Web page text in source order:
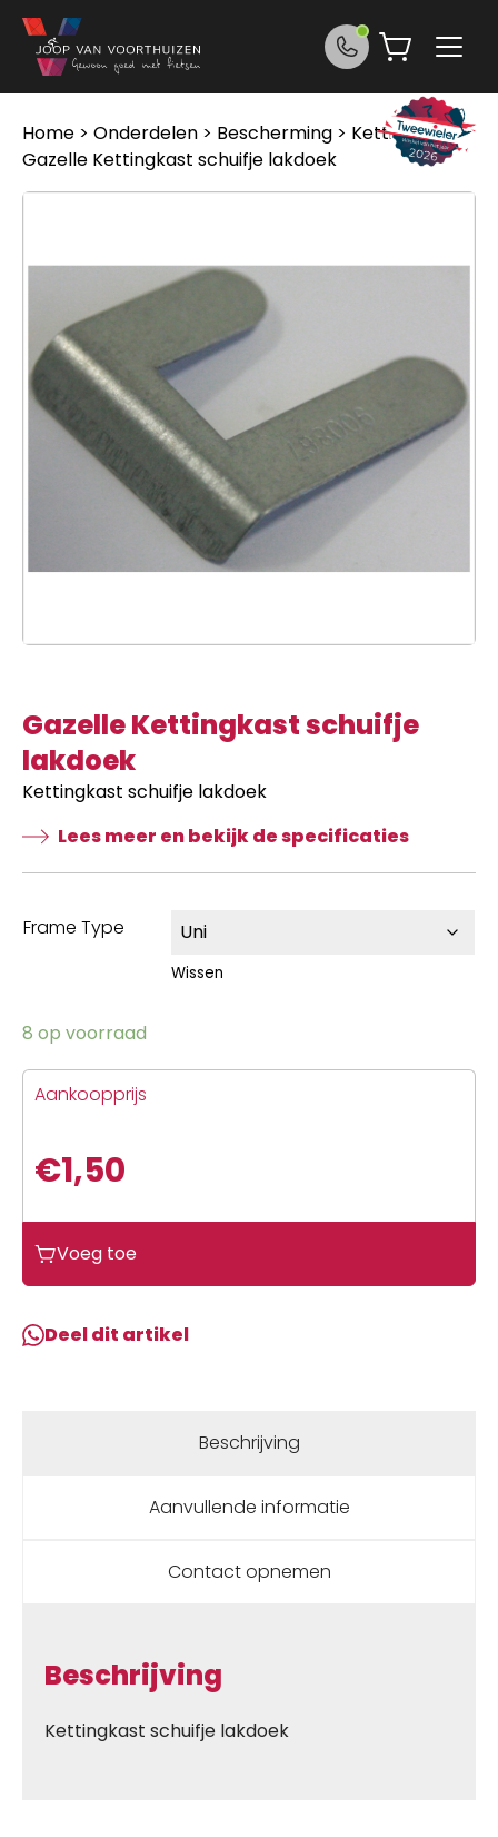
Ga naar de inhoud
Home > Onderdelen > Bescherming > Kettingkast>
Gazelle Kettingkast schuifje lakdoek
Gazelle Kettingkast schuifje
lakdoek
Kettingkast schuifje lakdoek
Lees meer en bekijk de specificaties
Frame Type
Wissen
8 op voorraad
Aankoopprijs
€1,50
Voeg toe
Deel dit artikel
Beschrijving
Aanvullende informatie
Contact opnemen
Beschrijving
Kettingkast schuifje lakdoek